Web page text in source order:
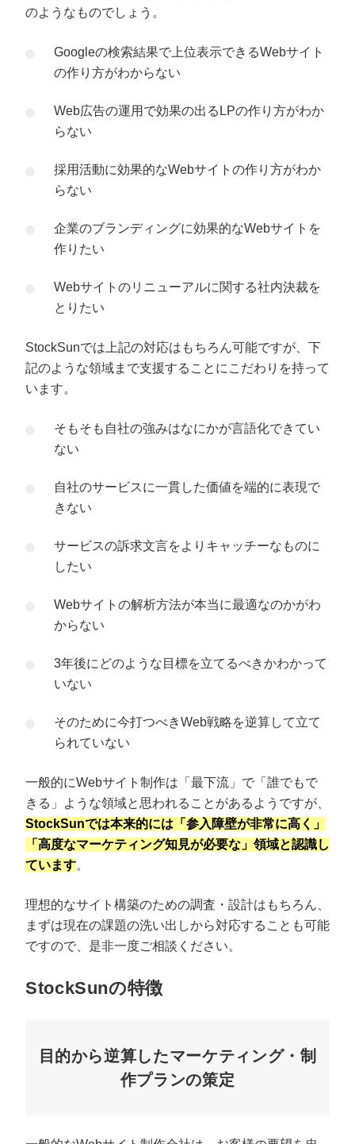
のようなものでしょう。
Googleの検索結果で上位表示できるWebサイト
の作り方がわからない
Web広告の運用で効果の出るLPの作り方がわか
らない
採用活動に効果的なWebサイトの作り方がわか
らない
企業のブランディングに効果的なWebサイトを
作りたい
Webサイトのリニューアルに関する社内決裁を
とりたい
StockSunでは上記の対応はもちろん可能ですが、下
記のような領域まで支援することにこだわりを持って
います。
そもそも自社の強みはなにかが言語化できてい
ない
自社のサービスに一貫した価値を端的に表現で
きない
サービスの訴求文言をよりキャッチーなものに
したい
Webサイトの解析方法が本当に最適なのかがわ
からない
3年後にどのような目標を立てるべきかわかって
いない
そのために今打つべきWeb戦略を逆算して立て
られていない
一般的にWebサイト制作は「最下流」で「誰でもで
きる」ような領域と思われることがあるようですが、
StockSunでは本来的には「参入障壁が非常に高く」
「高度なマーケティング知見が必要な」領域と認識し
ています。
理想的なサイト構築のための調査・設計はもちろん、
まずは現在の課題の洗い出しから対応することも可能
ですので、是非一度ご相談ください。
StockSunの特徴
目的から逆算したマーケティング・制
作プランの策定